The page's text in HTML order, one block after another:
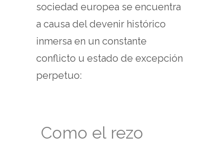
sociedad europea se encuentra
a causa del devenir histórico
inmersa en un constante
conflicto u estado de excepción
perpetuo:
Como el rezo